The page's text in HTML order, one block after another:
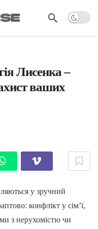
Лисенка –
ваших
у зручний
конфлікт у сім’ї,
з нерухомістю чи